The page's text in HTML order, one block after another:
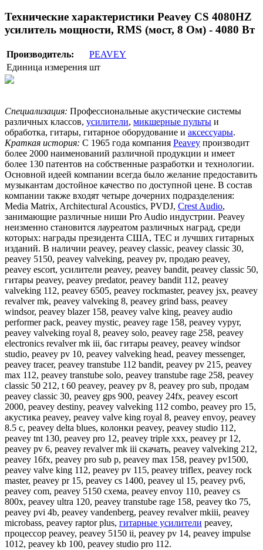
Технические характеристики Peavey CS 4080HZ
усилитель мощности, RMS (мост, 8 Ом) - 4080 Вт
Производитель:
PEAVEY
Единица измерения шт
Специализация: Профессиональные акустические системы
различных классов, усилители, микшерные пульты и
обработка, гитары, гитарное оборудование и аксессуары.
Краткая история: С 1965 года компания Peavey производит
более 2000 наименований различной продукции и имеет
более 130 патентов на собственные разработки и технологии.
Основной идеей компании всегда было желание предоставить
музыкантам достойное качество по доступной цене. В состав
компании также входят четыре дочерних подразделения:
Media Matrix, Architectural Acoustics, PVDJ, Crest Audio,
занимающие различные ниши Pro Audio индустрии. Peavey
неизменно становится лауреатом различных наград, среди
которых: награды президента США, TEC и лучших гитарных
изданий. В наличии peavey, peavey classic, peavey classic 30,
peavey 5150, peavey valveking, peavey pv, продаю peavey,
peavey escort, усилители peavey, peavey bandit, peavey classic 50,
гитары peavey, peavey predator, peavey bandit 112, peavey
valveking 112, peavey 6505, peavey rockmaster, peavey jsx, peavey
revalver mk, peavey valveking 8, peavey grind bass, peavey
windsor, peavey blazer 158, peavey valve king, peavey audio
performer pack, peavey mystic, peavey rage 158, peavey vypyr,
peavey valveking royal 8, peavey solo, peavey rage 258, peavey
electronics revalver mk iii, бас гитары peavey, peavey windsor
studio, peavey pv 10, peavey valveking head, peavey messenger,
peavey tracer, peavey transtube 112 bandit, peavey pv 215, peavey
max 112, peavey transtube solo, peavey transtube rage 258, peavey
classic 50 212, t 60 peavey, peavey pv 8, peavey pro sub, продам
peavey classic 30, peavey gps 900, peavey 24fx, peavey escort
2000, peavey destiny, peavey valveking 112 combo, peavey pro 15,
акустика peavey, peavey valve king royal 8, peavey envoy, peavey
8.5 c, peavey delta blues, колонки peavey, peavey studio 112,
peavey tnt 130, peavey pro 12, peavey triple xxx, peavey pr 12,
peavey pv 6, peavey revalver mk iii скачать, peavey valveking 212,
peavey 16fx, peavey pro sub p, peavey max 158, peavey pv1500,
peavey valve king 112, peavey pv 115, peavey triflex, peavey rock
master, peavey pr 15, peavey cs 1400, peavey ul 15, peavey pv6,
peavey com, peavey 5150 схема, peavey envoy 110, peavey cs
800x, peavey ultra 120, peavey transtube rage 158, peavey tko 75,
peavey pvi 4b, peavey vandenberg, peavey revalver mkiii, peavey
microbass, peavey raptor plus, гитарные усилители peavey,
процессор peavey, peavey 5150 ii, peavey pv 14, peavey impulse
1012, peavey kb 100, peavey studio pro 112.